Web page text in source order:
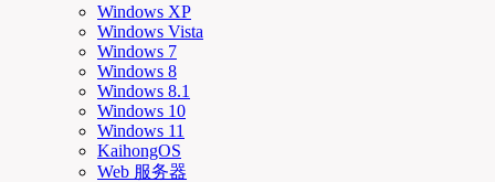
Windows XP
Windows Vista
Windows 7
Windows 8
Windows 8.1
Windows 10
Windows 11
KaihongOS
Web 服务器